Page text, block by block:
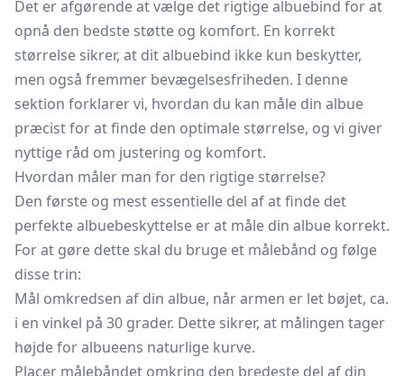
Det er afgørende at vælge det rigtige albuebind for at
opnå den bedste støtte og komfort. En korrekt
størrelse sikrer, at dit albuebind ikke kun beskytter,
men også fremmer bevægelsesfriheden. I denne
sektion forklarer vi, hvordan du kan måle din albue
præcist for at finde den optimale størrelse, og vi giver
nyttige råd om justering og komfort.
Hvordan måler man for den rigtige størrelse?
Den første og mest essentielle del af at finde det
perfekte albuebeskyttelse er at måle din albue korrekt.
For at gøre dette skal du bruge et målebånd og følge
disse trin:
Mål omkredsen af din albue, når armen er let bøjet, ca.
i en vinkel på 30 grader. Dette sikrer, at målingen tager
højde for albueens naturlige kurve.
Placer målebåndet omkring den bredeste del af din